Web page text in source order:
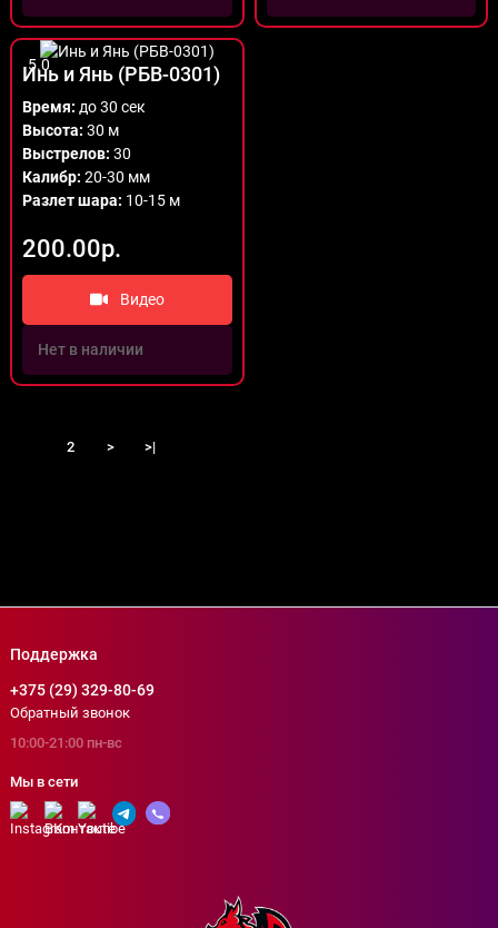
5.0
Инь и Янь (РБВ-0301)
Время: до 30 сек
Высота: 30 м
Выстрелов: 30
Калибр: 20-30 мм
Разлет шара: 10-15 м
200.00р.
Видео
Нет в наличии
2 > >|
Поддержка
+375 (29) 329-80-69
Обратный звонок
10:00-21:00 пн-вс
Мы в сети